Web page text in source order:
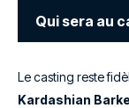
Qui sera au
Le casting reste
Kardashian